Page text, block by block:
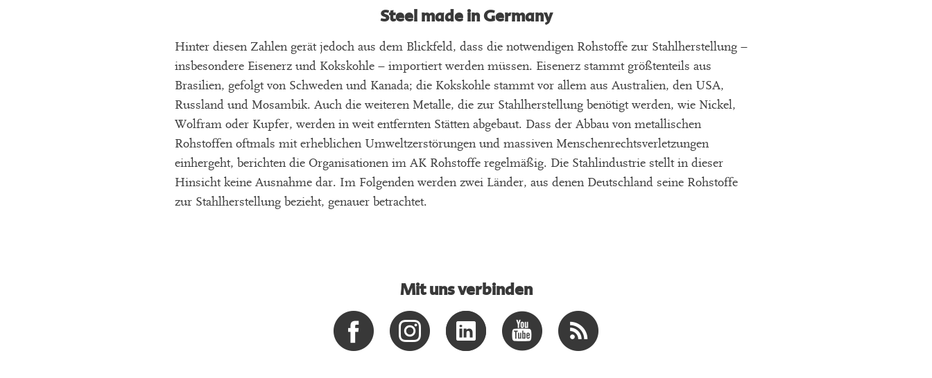
Steel made in Germany
Hinter diesen Zahlen gerät jedoch aus dem Blickfeld, dass die notwendigen Rohstoffe zur Stahlherstellung –
insbesondere Eisenerz und Kokskohle – importiert werden müssen. Eisenerz stammt größtenteils aus
Brasilien, gefolgt von Schweden und Kanada; die Kokskohle stammt vor allem aus Australien, den USA,
Russland und Mosambik. Auch die weiteren Metalle, die zur Stahlherstellung benötigt werden, wie Nickel,
Wolfram oder Kupfer, werden in weit entfernten Stätten abgebaut. Dass der Abbau von metallischen
Rohstoffen oftmals mit erheblichen Umweltzerstörungen und massiven Menschenrechtsverletzungen
einhergeht, berichten die Organisationen im AK Rohstoffe regelmäßig. Die Stahlindustrie stellt in dieser
Hinsicht keine Ausnahme dar. Im Folgenden werden zwei Länder, aus denen Deutschland seine Rohstoffe
zur Stahlherstellung bezieht, genauer betrachtet.
Mit uns verbinden